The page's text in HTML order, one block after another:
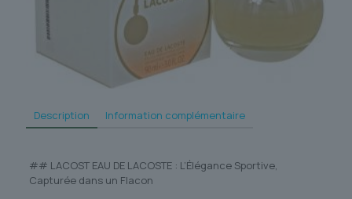
Description Information complémentaire
## LACOST EAU DE LACOSTE : L’Élégance Sportive,
Capturée dans un Flacon